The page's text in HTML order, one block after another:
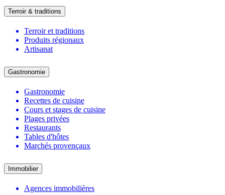
Terroir & traditions
Terroir et traditions
Produits régionaux
Artisanat
Gastronomie
Gastronomie
Recettes de cuisine
Cours et stages de cuisine
Plages privées
Restaurants
Tables d'hôtes
Marchés provençaux
Immobilier
Agences immobilières